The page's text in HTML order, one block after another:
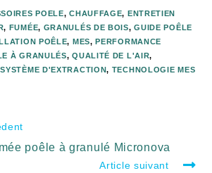
POELE, CHAUFFAGE, ENTRETIEN
, FUMÉE, GRANULÉS DE BOIS, GUIDE POÊLE
POÊLE, MES, PERFORMANCE
À GRANULÉS, QUALITÉ DE L'AIR,
SYSTÈME D'EXTRACTION, TECHNOLOGIE MES
poêle à granulé Micronova
Article suivant